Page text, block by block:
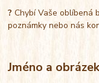
?Chybí Vaše oblíbená
poznámky nebo nás
Jméno a